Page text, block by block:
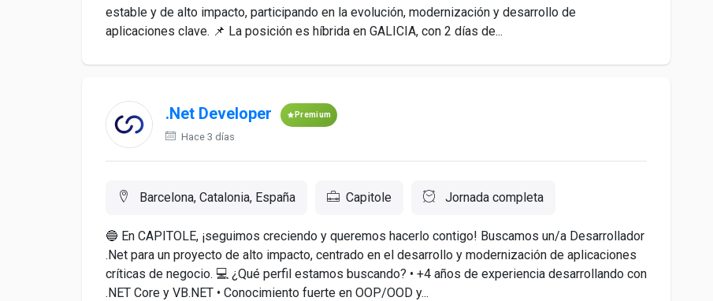
estable y de alto impacto, participando en la evolución, modernización y desarrollo de
aplicaciones clave. 📌 La posición es híbrida en GALICIA, con 2 días de...
.Net Developer Premium
Hace 3 días
Barcelona, Catalonia, España Capitole Jornada completa
🔵 En CAPITOLE, ¡seguimos creciendo y queremos hacerlo contigo! Buscamos un/a Desarrollador
.Net para un proyecto de alto impacto, centrado en el desarrollo y modernización de aplicaciones
críticas de negocio. 💻 ¿Qué perfil estamos buscando? • +4 años de experiencia desarrollando con
.NET Core y VB.NET • Conocimiento fuerte en OOP/OOD y...